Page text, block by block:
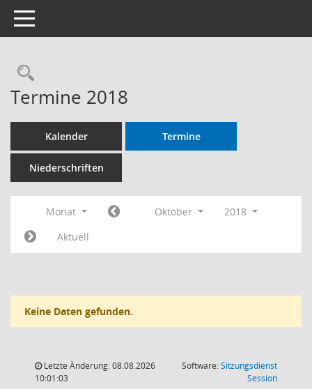
Toggle navigation
Termine 2018
Kalender Termine
Niederschriften
Monat Oktober
2018
Aktuell
Keine Daten gefunden.
Letzte Änderung: 08.08.2026
10:01:03
Software:Sitzungsdienst
Session(Wird in